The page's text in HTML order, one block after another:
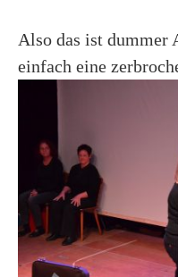
Also das ist dummer
einfach eine